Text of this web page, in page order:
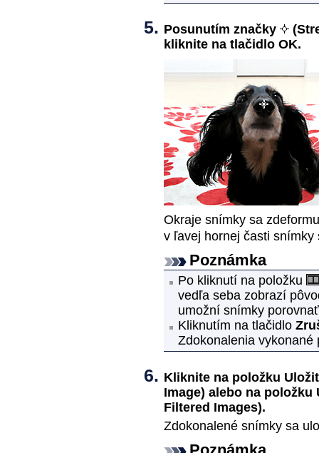
Posunutím značky
kliknite na tlačidlo OK.
Okraje snímky sa
v ľavej hornej časti
Poznámka
Po kliknutí na položku
vedľa seba zobrazí
umožní snímky
Kliknutím na tlačidlo
Zdokonalenia
Kliknite na položku
Image) alebo na položku
Filtered Images).
Zdokonalené snímky sa